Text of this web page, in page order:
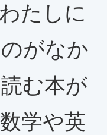
たしに
がなか
む本が
学や英